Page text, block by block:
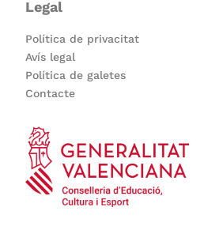
Legal
Política de privacitat
Avís legal
Política de galetes
Contacte